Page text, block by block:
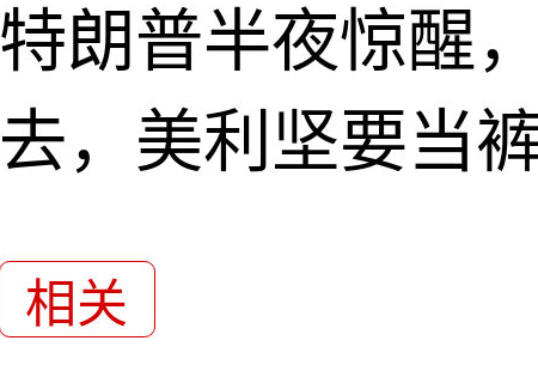
特朗普半夜惊醒
去，美利坚要当
相关